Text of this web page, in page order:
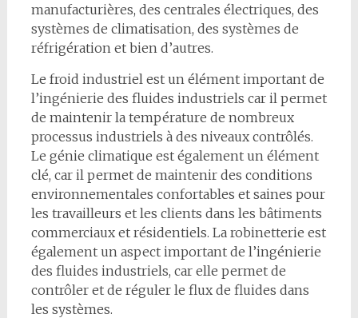
manufacturières, des centrales électriques, des
systèmes de climatisation, des systèmes de
réfrigération et bien d’autres.
Le froid industriel est un élément important de
l’ingénierie des fluides industriels car il permet
de maintenir la température de nombreux
processus industriels à des niveaux contrôlés.
Le génie climatique est également un élément
clé, car il permet de maintenir des conditions
environnementales confortables et saines pour
les travailleurs et les clients dans les bâtiments
commerciaux et résidentiels. La robinetterie est
également un aspect important de l’ingénierie
des fluides industriels, car elle permet de
contrôler et de réguler le flux de fluides dans
les systèmes.